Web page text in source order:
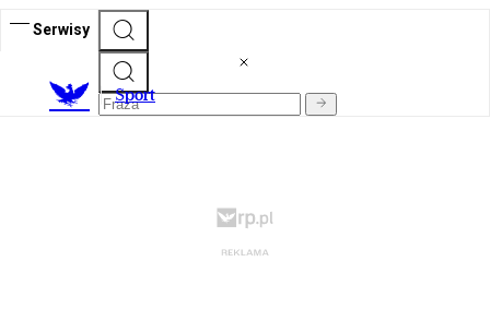
Serwisy
Sport